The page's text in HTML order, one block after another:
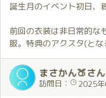
来月は穂香さんの誕生月
いです。
誕生月のイベント初日、
前回の衣装は非日常的な
服。特典のアクスタ(とな
夏らしさが感じられるワ
とは違ったかたちで楽し
穂香さんのワンピース姿
まさかん🍑さ
訪問日： 2025